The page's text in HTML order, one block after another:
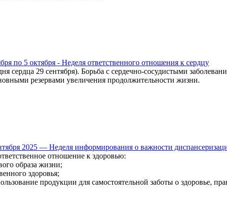
по 5 октября - Неделя ответственного отношения к сердцу
сердца 29 сентября). Борьба с сердечно-сосудистыми
резервами увеличения продолжительности жизни.
2025 — Неделя информирования о важности
отношение к здоровью:
образа жизни;
здоровья;
продукции для самостоятельной заботы о здоровье,